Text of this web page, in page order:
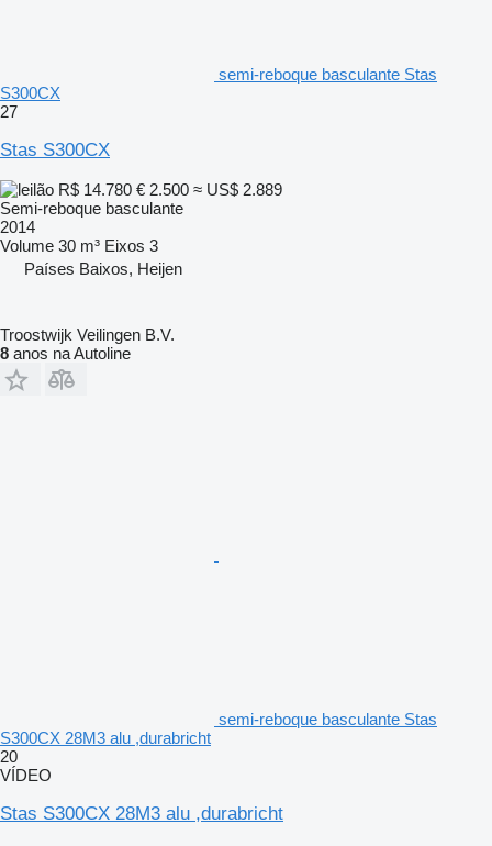
semi-reboque basculante Stas
S300CX
27
Stas S300CX
R$ 14.780 € 2.500 ≈ US$ 2.889
Semi-reboque basculante
2014
Volume 30 m³ Eixos 3
Países Baixos, Heijen
Troostwijk Veilingen B.V.
8 anos na Autoline
semi-reboque basculante Stas
S300CX 28M3 alu ,durabricht
20
VÍDEO
Stas S300CX 28M3 alu ,durabricht